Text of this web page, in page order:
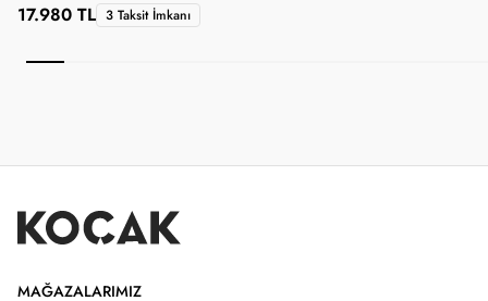
17.980 TL 3 Taksit İmkanı
MAĞAZALARIMIZ